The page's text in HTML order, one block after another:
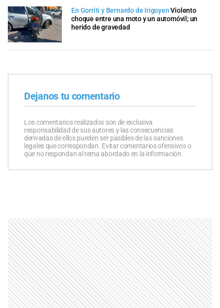
En Gorriti y Bernardo de Irigoyen Violento
choque entre una moto y un automóvil; un
herido de gravedad
Dejanos tu comentario
Los comentarios realizados son de exclusiva
responsabilidad de sus autores y las consecuencias
derivadas de ellos pueden ser pasibles de las sanciones
legales que correspondan. Evitar comentarios ofensivos o
que no respondan al tema abordado en la información.